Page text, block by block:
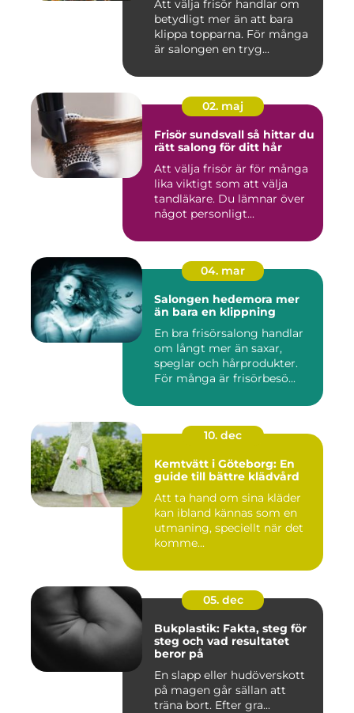
Att välja frisör handlar om
betydligt mer än att bara
klippa topparna. För många
är salongen en tryg...
02. maj
Frisör sundsvall så hittar du
rätt salong för ditt hår
Att välja frisör är för många
lika viktigt som att välja
tandläkare. Du lämnar över
något personligt...
04. mar
Salongen hedemora mer
än bara en klippning
En bra frisörsalong handlar
om långt mer än saxar,
speglar och hårprodukter.
För många är frisörbesö...
10. dec
Kemtvätt i Göteborg: En
guide till bättre klädvård
Att ta hand om sina kläder
kan ibland kännas som en
utmaning, speciellt när det
komme...
05. dec
Bukplastik: Fakta, steg för
steg och vad resultatet
beror på
En slapp eller hudöverskott
på magen går sällan att
träna bort. Efter gra...